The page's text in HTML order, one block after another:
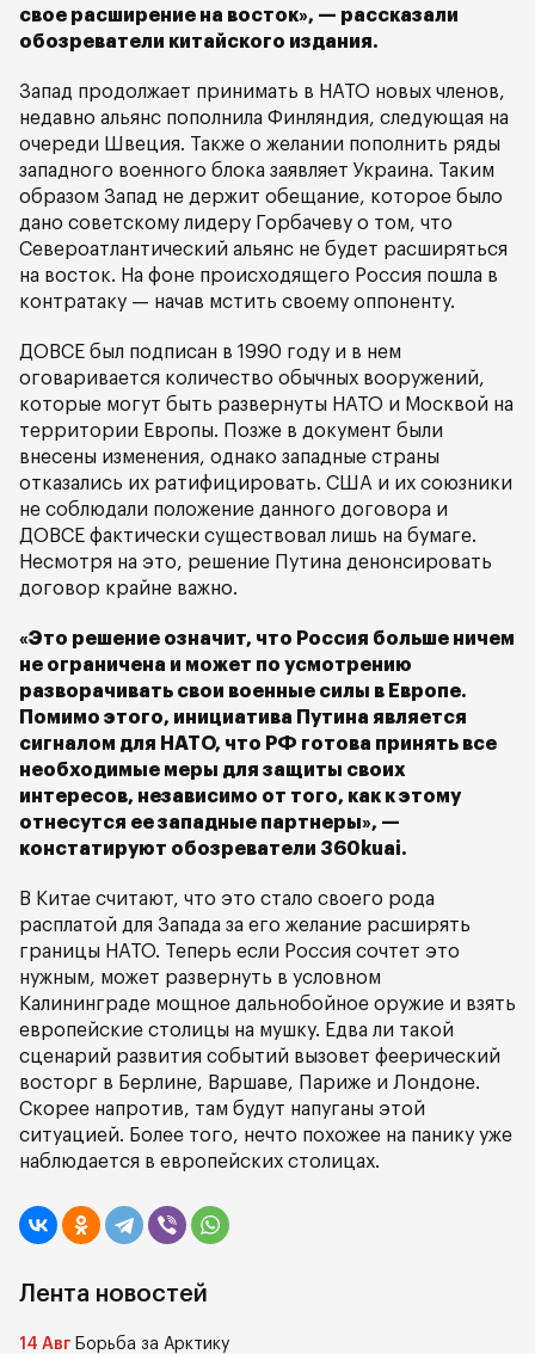
свое расширение на восток», — рассказали
обозреватели китайского издания.
Запад продолжает принимать в НАТО новых членов,
недавно альянс пополнила Финляндия, следующая на
очереди Швеция. Также о желании пополнить ряды
западного военного блока заявляет Украина. Таким
образом Запад не держит обещание, которое было
дано советскому лидеру Горбачеву о том, что
Североатлантический альянс не будет расширяться
на восток. На фоне происходящего Россия пошла в
контратаку — начав мстить своему оппоненту.
ДОВСЕ был подписан в 1990 году и в нем
оговаривается количество обычных вооружений,
которые могут быть развернуты НАТО и Москвой на
территории Европы. Позже в документ были
внесены изменения, однако западные страны
отказались их ратифицировать. США и их союзники
не соблюдали положение данного договора и
ДОВСЕ фактически существовал лишь на бумаге.
Несмотря на это, решение Путина денонсировать
договор крайне важно.
«Это решение означит, что Россия больше ничем
не ограничена и может по усмотрению
разворачивать свои военные силы в Европе.
Помимо этого, инициатива Путина является
сигналом для НАТО, что РФ готова принять все
необходимые меры для защиты своих
интересов, независимо от того, как к этому
отнесутся ее западные партнеры», —
констатируют обозреватели 360kuai.
В Китае считают, что это стало своего рода
расплатой для Запада за его желание расширять
границы НАТО. Теперь если Россия сочтет это
нужным, может развернуть в условном
Калининграде мощное дальнобойное оружие и взять
европейские столицы на мушку. Едва ли такой
сценарий развития событий вызовет феерический
восторг в Берлине, Варшаве, Париже и Лондоне.
Скорее напротив, там будут напуганы этой
ситуацией. Более того, нечто похожее на панику уже
наблюдается в европейских столицах.
Лента новостей
14 Авг Борьба за Арктику